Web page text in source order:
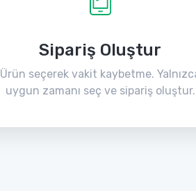
Sipariş Oluştur
Ürün seçerek vakit kaybetme.
uygun zamanı seç ve sipariş oluştur.